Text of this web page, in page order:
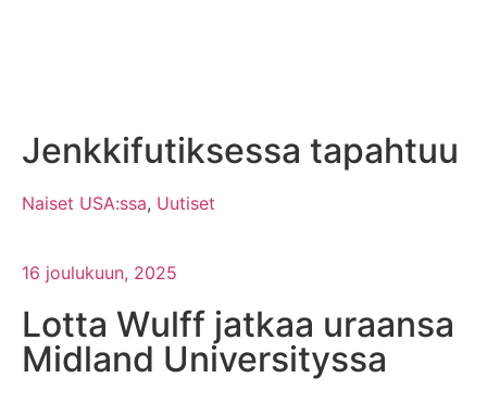
Jenkkifutiksessa tapahtuu
Naiset USA:ssa, Uutiset
16 joulukuun, 2025
Lotta Wulff jatkaa uraansa
Midland Universityssa